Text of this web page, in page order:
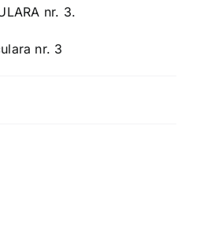
nr. 3.
nr. 3